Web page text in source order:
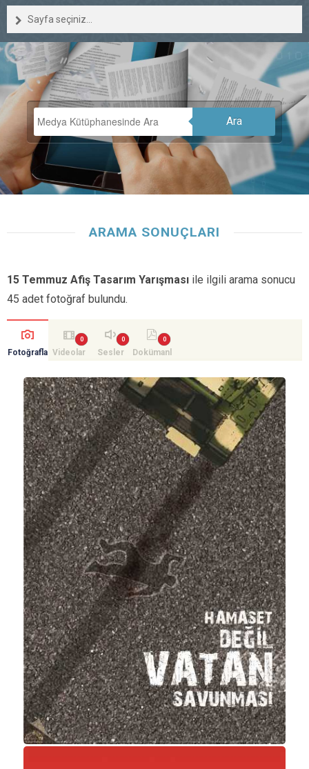
Sayfa seçiniz...
Ara
ARAMA SONUÇLARI
15 Temmuz Afiş Tasarım Yarışması ile ilgili arama sonucu
45 adet fotoğraf bulundu.
Fotoğrafla Videolar Sesler
Dokümanl